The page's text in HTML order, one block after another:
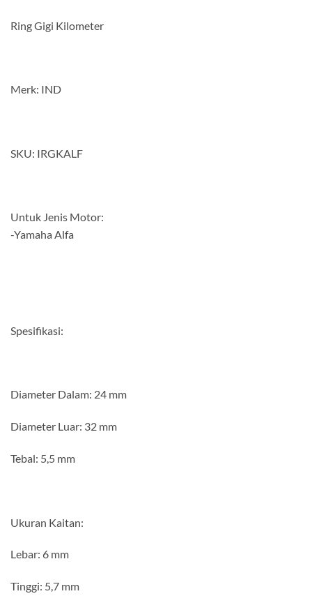
Ring Gigi Kilometer
Merk: IND
SKU: IRGKALF
Untuk Jenis Motor:
-Yamaha Alfa
Spesifikasi:
Diameter Dalam: 24 mm
Diameter Luar: 32 mm
Tebal: 5,5 mm
Ukuran Kaitan:
Lebar: 6 mm
Tinggi: 5,7 mm